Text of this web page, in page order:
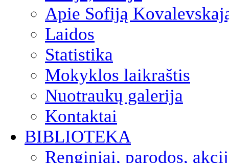
Apie Sofiją
Laidos
Statistika
Mokyklos laikraštis
Nuotraukų galerija
Kontaktai
BIBLIOTEKA
Renginiai, parodos,